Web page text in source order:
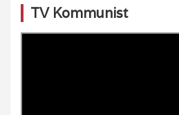
TV Kommunist